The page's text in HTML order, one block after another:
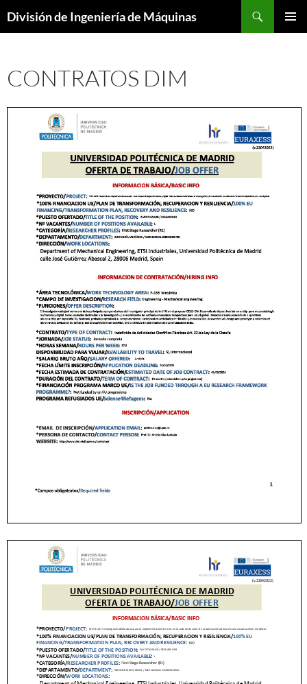
División de Ingeniería de Máquinas
CONTRATOS DIM